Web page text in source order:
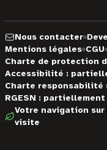
Nous contacter
Mentions légales CGU
Charte de protection
Accessibilité :
Charte
RGESN :
Votre navigation
visite